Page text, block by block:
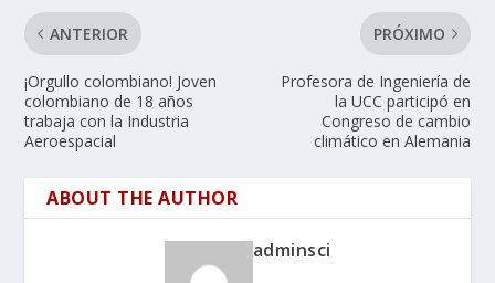
ANTERIOR
¡Orgullo colombiano! Joven
colombiano de 18 años
trabaja con la Industria
Aeroespacial
PRÓXIMO
Profesora de Ingeniería de
la UCC participó en
Congreso de cambio
climático en Alemania
ABOUT THE AUTHOR
adminsci